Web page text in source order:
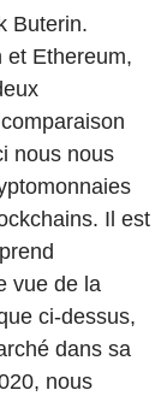
Buterin.
et Ethereum,
nous nous
Il est
vue de la
ci-dessus,
dans sa
nous